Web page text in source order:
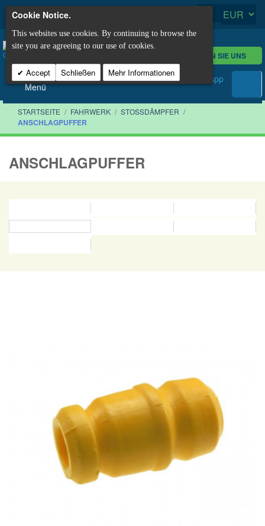
KONTAKTIEREN SIE UNS
Menü
STARTSEITE / FAHRWERK / STOSSDÄMPFER /
ANSCHLAGPUFFER
ANSCHLAGPUFFER
Cookie Notice.
This websites use cookies. By continuing to browse the
site you are agreeing to our use of cookies.
Accept Schließen Mehr Informationen